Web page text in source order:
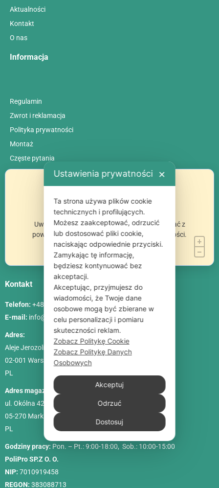
Aktualności
Kontakt
O nas
Informacja
Regulamin
Zwrot i reklamacja
Polityka prywatności
Montaż
Сzęste pytania
Uwaga: niektóre funkcje strony mogą nie działać z
powodu wybranych przez Ciebie opcji prywatności.
Kontakt
Telefon: +48 786 84 83 84
E-mail: info@poliszklarnia.pl
Adres:
Aleje Jerozolimskie 85, lok. 21
02-001 Warszawa
PL
Adres magazynu:
ul. Okólna 42C
05-270 Marki
PL
Godziny pracy: Pon. – Pt.: 9:00-18:00, Sob.: 10:00-15:00
PoliPro SP.Z O. O.
NIP: 7010919458
REGON: 383088713
Ustawienia prywatności ✕
Ta strona używa plików cookie
technicznych i profilujących.
Możesz zaakceptować, odrzucić
lub dostosować pliki cookie,
naciskając odpowiednie przyciski.
Zamykając tę informację,
będziesz kontynuować bez
akceptacji.
Akceptując, przyjmujesz do
wiadomości, że Twoje dane
osobowe mogą być zbierane w
celu personalizacji i pomiaru
skuteczności reklam.
Zobacz Politykę Cookie
Zobacz Politykę Danych
Osobowych
Akceptuj
Odrzuć
Dostosuj